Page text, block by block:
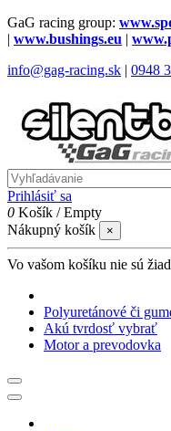
GaG racing group:
| www.bushings.eu |
info@gag-racing.sk | 0948
Prihlásiť sa
0 Košík /Empty
Nákupný košík
×
Vo vašom košíku nie sú
Polyuretánové či
Akú tvrdosť vybrať
Motor a prevodovka